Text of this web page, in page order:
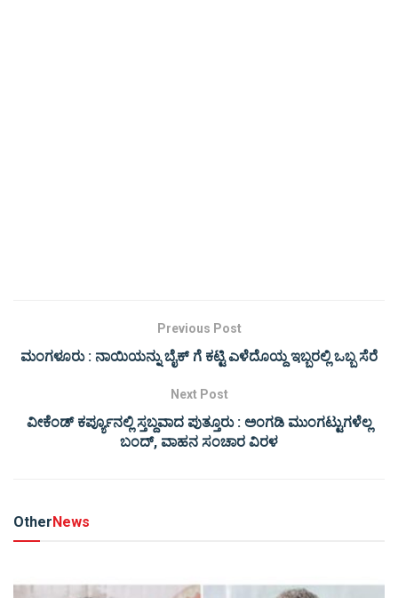
Previous Post
ಮಂಗಳೂರು : ನಾಯಿಯನ್ನು ಬೈಕ್ ಗೆ ಕಟ್ಟಿ ಎಳೆದೊಯ್ದ ಇಬ್ಬರಲ್ಲಿ ಒಬ್ಬ ಸೆರೆ
Next Post
ವೀಕೆಂಡ್ ಕರ್ಪ್ಯೂನಲ್ಲಿ ಸ್ತಬ್ದವಾದ ಪುತ್ತೂರು : ಅಂಗಡಿ ಮುಂಗಟ್ಟುಗಳೆಲ್ಲ
ಬಂದ್, ವಾಹನ ಸಂಚಾರ ವಿರಳ
OtherNews